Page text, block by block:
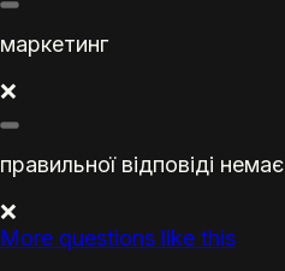
маркетинг
❌
правильної відповіді немає
❌
More questions like this